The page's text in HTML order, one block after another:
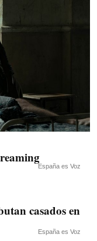
España es Voz
casados en
España es Voz